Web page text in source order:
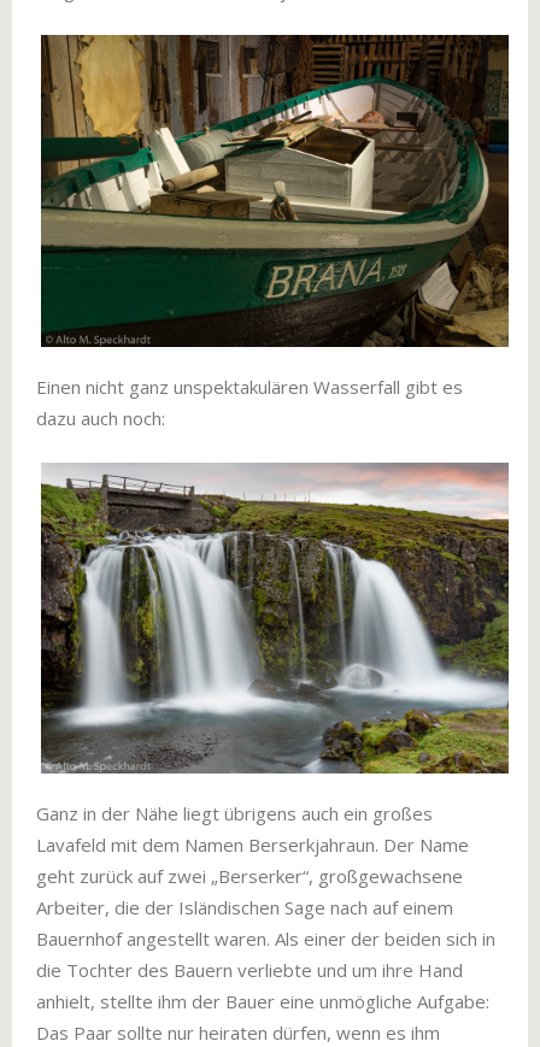
Einen nicht ganz unspektakulären Wasserfall gibt es
dazu auch noch:
Ganz in der Nähe liegt übrigens auch ein großes
Lavafeld mit dem Namen Berserkjahraun. Der Name
geht zurück auf zwei „Berserker“, großgewachsene
Arbeiter, die der Isländischen Sage nach auf einem
Bauernhof angestellt waren. Als einer der beiden sich in
die Tochter des Bauern verliebte und um ihre Hand
anhielt, stellte ihm der Bauer eine unmögliche Aufgabe:
Das Paar sollte nur heiraten dürfen, wenn es ihm